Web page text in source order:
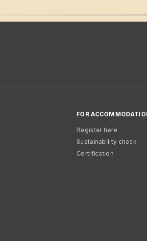
FOR
Register here
Sustainability check
Certification